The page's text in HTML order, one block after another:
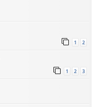
1 2
1 2 3